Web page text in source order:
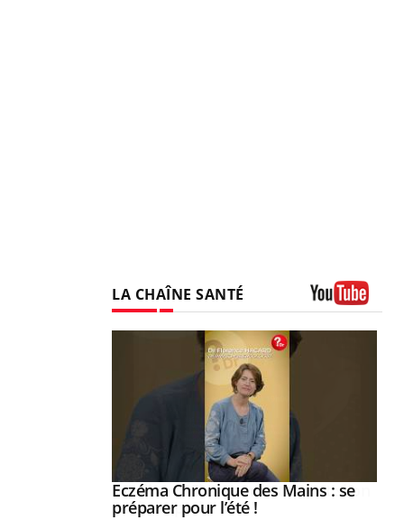
LA CHAÎNE SANTÉ
: et si on Youtube
Eczéma Chronique des Mains : se
préparer pour l’été !Youtube